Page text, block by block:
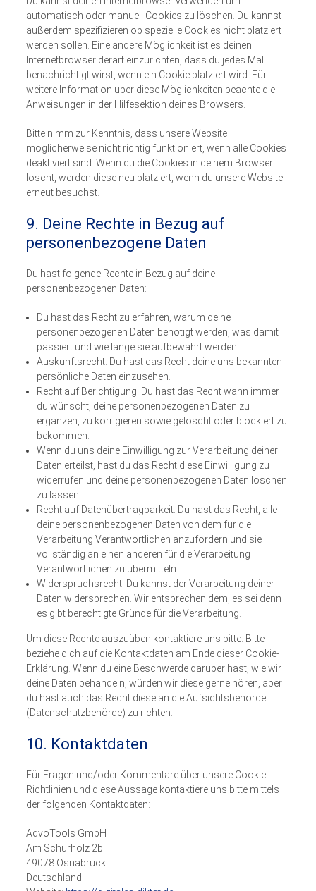
automatisch oder manuell Cookies zu löschen. Du kannst
außerdem spezifizieren ob spezielle Cookies nicht platziert
werden sollen. Eine andere Möglichkeit ist es deinen
Internetbrowser derart einzurichten, dass du jedes Mal
benachrichtigt wirst, wenn ein Cookie platziert wird. Für
weitere Information über diese Möglichkeiten beachte die
Anweisungen in der Hilfesektion deines Browsers.
Bitte nimm zur Kenntnis, dass unsere Website
möglicherweise nicht richtig funktioniert, wenn alle Cookies
deaktiviert sind. Wenn du die Cookies in deinem Browser
löscht, werden diese neu platziert, wenn du unsere Website
erneut besuchst.
9. Deine Rechte in Bezug auf
personenbezogene Daten
Du hast folgende Rechte in Bezug auf deine
personenbezogenen Daten:
Du hast das Recht zu erfahren, warum deine
personenbezogenen Daten benötigt werden, was damit
passiert und wie lange sie aufbewahrt werden.
Auskunftsrecht: Du hast das Recht deine uns bekannten
persönliche Daten einzusehen.
Recht auf Berichtigung: Du hast das Recht wann immer
du wünscht, deine personenbezogenen Daten zu
ergänzen, zu korrigieren sowie gelöscht oder blockiert zu
bekommen.
Wenn du uns deine Einwilligung zur Verarbeitung deiner
Daten erteilst, hast du das Recht diese Einwilligung zu
widerrufen und deine personenbezogenen Daten löschen
zu lassen.
Recht auf Datenübertragbarkeit: Du hast das Recht, alle
deine personenbezogenen Daten von dem für die
Verarbeitung Verantwortlichen anzufordern und sie
vollständig an einen anderen für die Verarbeitung
Verantwortlichen zu übermitteln.
Widerspruchsrecht: Du kannst der Verarbeitung deiner
Daten widersprechen. Wir entsprechen dem, es sei denn
es gibt berechtigte Gründe für die Verarbeitung.
Um diese Rechte auszuüben kontaktiere uns bitte. Bitte
beziehe dich auf die Kontaktdaten am Ende dieser Cookie-
Erklärung. Wenn du eine Beschwerde darüber hast, wie wir
deine Daten behandeln, würden wir diese gerne hören, aber
du hast auch das Recht diese an die Aufsichtsbehörde
(Datenschutzbehörde) zu richten.
10. Kontaktdaten
Für Fragen und/oder Kommentare über unsere Cookie-
Richtlinien und diese Aussage kontaktiere uns bitte mittels
der folgenden Kontaktdaten:
AdvoTools GmbH
Am Schürholz 2b
49078 Osnabrück
Deutschland